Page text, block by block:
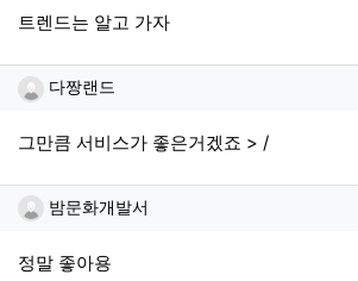
트렌드는 알고 가자
다짱랜드님의 댓글
다짱랜드
그만큼 서비스가 좋은거겠죠 > /
밤문화개발서님의 댓글
밤문화개발서
정말 좋아용